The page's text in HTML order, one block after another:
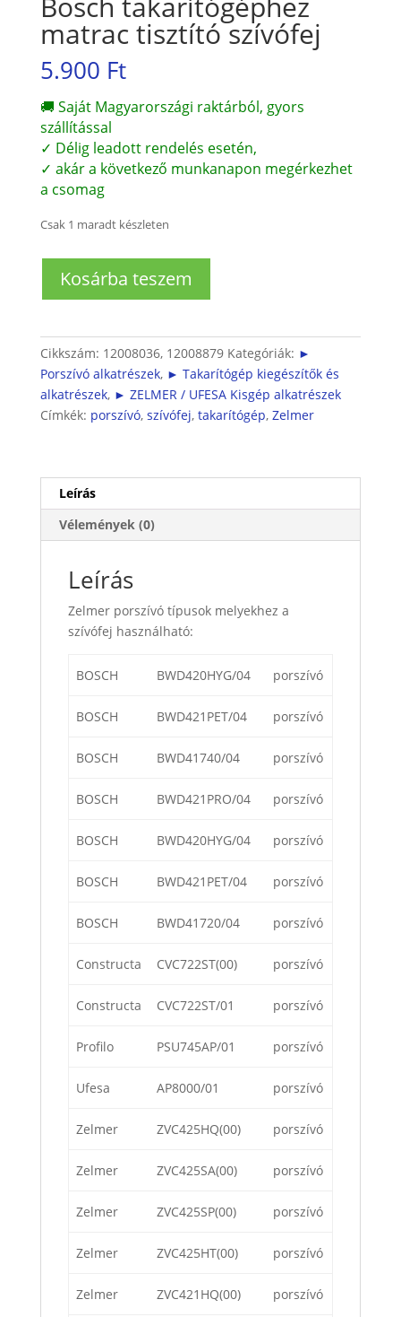
matrac tisztító szívófej
5.900 Ft
🚚 Saját Magyarországi raktárból, gyors
szállítással
✓ Délig leadott rendelés esetén,
✓ akár a következő munkanapon megérkezhet
a csomag
Csak 1 maradt készleten
takarítógéphez
szívófej
mennyiség
Kosárba teszem
Cikkszám: 12008036, 12008879 Kategóriák: ►
Porszívó alkatrészek, ► Takarítógép kiegészítők és
alkatrészek, ► ZELMER / UFESA Kisgép alkatrészek
Címkék: porszívó, szívófej, takarítógép, Zelmer
Leírás
Vélemények (0)
Leírás
Zelmer porszívó típusok melyekhez a
szívófej használható:
BOSCH BWD420HYG/04 porszívó
BOSCH BWD421PET/04 porszívó
BOSCH BWD41740/04 porszívó
BOSCH BWD421PRO/04 porszívó
BOSCH BWD420HYG/04 porszívó
BOSCH BWD421PET/04 porszívó
BOSCH BWD41720/04 porszívó
Constructa CVC722ST(00) porszívó
Constructa CVC722ST/01 porszívó
Profilo PSU745AP/01 porszívó
Ufesa AP8000/01 porszívó
Zelmer ZVC425HQ(00) porszívó
Zelmer ZVC425SA(00) porszívó
Zelmer ZVC425SP(00) porszívó
Zelmer ZVC425HT(00) porszívó
Zelmer ZVC421HQ(00) porszívó